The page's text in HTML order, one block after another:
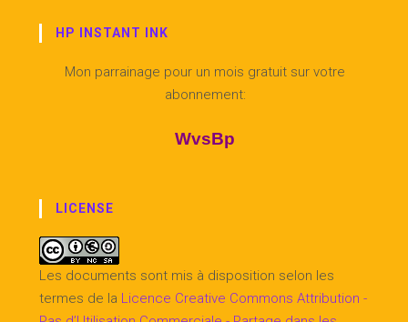
HP INSTANT INK
Mon parrainage pour un mois gratuit sur votre
abonnement:
WvsBp
LICENSE
Les documents sont mis à disposition selon les
termes de la Licence Creative Commons Attribution -